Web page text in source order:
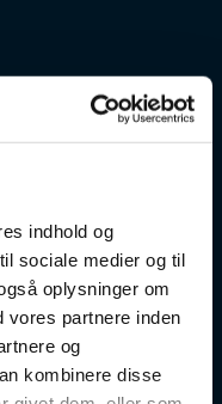
indhold og
sociale medier og til
oplysninger om
vores partnere inden
og
kombinere disse